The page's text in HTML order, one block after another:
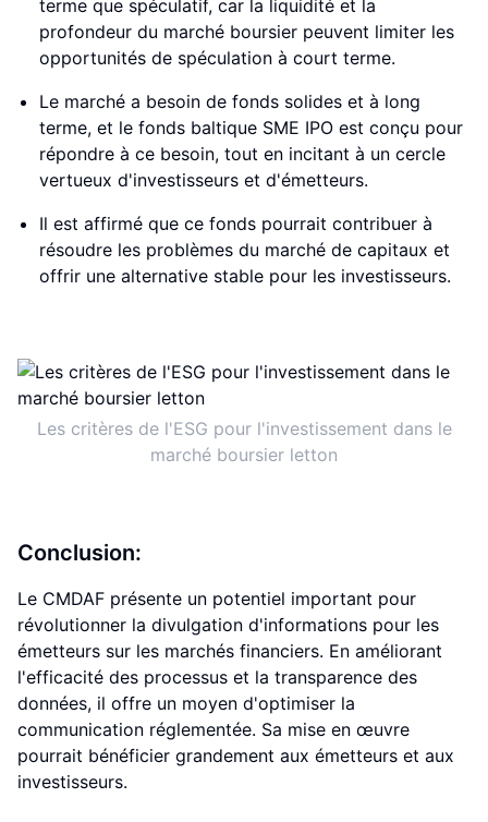
terme que spéculatif, car la liquidité et la
profondeur du marché boursier peuvent limiter les
opportunités de spéculation à court terme.
Le marché a besoin de fonds solides et à long
terme, et le fonds baltique SME IPO est conçu pour
répondre à ce besoin, tout en incitant à un cercle
vertueux d'investisseurs et d'émetteurs.
Il est affirmé que ce fonds pourrait contribuer à
résoudre les problèmes du marché de capitaux et
offrir une alternative stable pour les investisseurs.
Les critères de l'ESG pour l'investissement dans le
marché boursier letton
Conclusion:
Le CMDAF présente un potentiel important pour
révolutionner la divulgation d'informations pour les
émetteurs sur les marchés financiers. En améliorant
l'efficacité des processus et la transparence des
données, il offre un moyen d'optimiser la
communication réglementée. Sa mise en œuvre
pourrait bénéficier grandement aux émetteurs et aux
investisseurs.